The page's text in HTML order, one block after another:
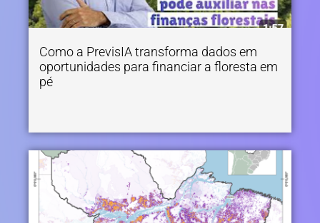
Como a PrevisIA transforma dados em
oportunidades para financiar a floresta em
pé